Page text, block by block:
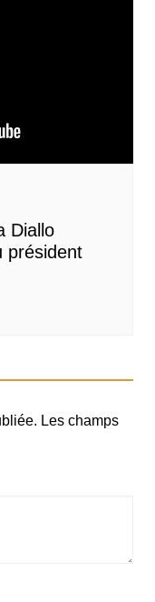
Diallo
président
Les champs